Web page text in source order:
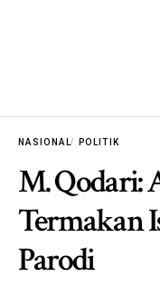
NASIONAL POLITIK
M. Qodari:
Termakan
Parodi